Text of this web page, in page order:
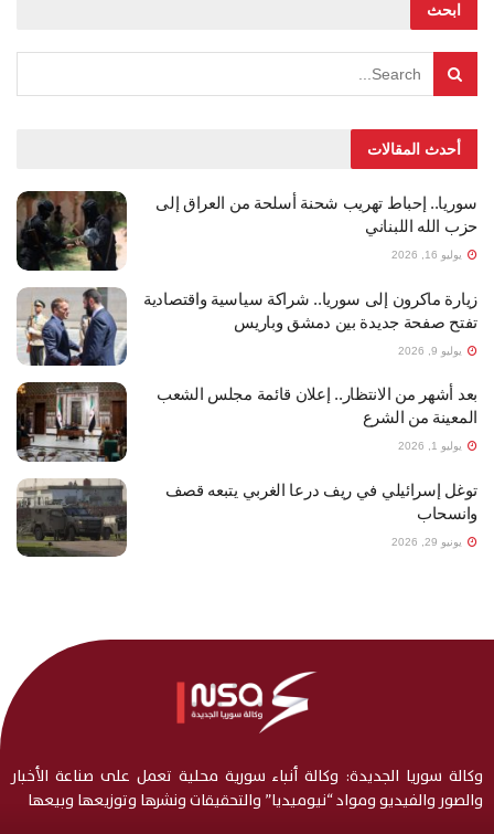
ابحث
أحدث المقالات
سوريا.. إحباط تهريب شحنة أسلحة من العراق إلى
حزب الله اللبناني
يوليو 16, 2026
زيارة ماكرون إلى سوريا.. شراكة سياسية واقتصادية
تفتح صفحة جديدة بين دمشق وباريس
يوليو 9, 2026
بعد أشهر من الانتظار.. إعلان قائمة مجلس الشعب
المعينة من الشرع
يوليو 1, 2026
توغل إسرائيلي في ريف درعا الغربي يتبعه قصف
وانسحاب
يونيو 29, 2026
وكالة سوريا الجديدة: وكالة أنباء سورية محلية تعمل على صناعة الأخبار
والصور والفيديو ومواد “نيوميديا” والتحقيقات ونشرها وتوزيعها وبيعها